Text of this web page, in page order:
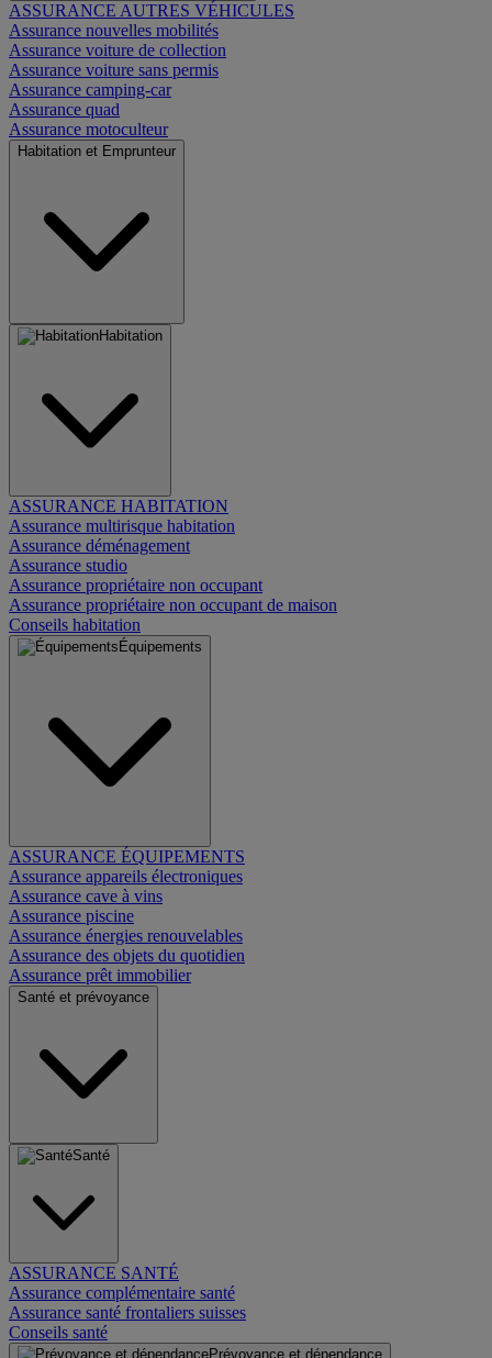
ASSURANCE AUTRES VÉHICULES
Assurance nouvelles mobilités
Assurance voiture de collection
Assurance voiture sans permis
Assurance camping-car
Assurance quad
Assurance motoculteur
Habitation et Emprunteur
Habitation
ASSURANCE HABITATION
Assurance multirisque habitation
Assurance déménagement
Assurance studio
Assurance propriétaire non occupant
Assurance propriétaire non occupant de maison
Conseils habitation
Équipements
ASSURANCE ÉQUIPEMENTS
Assurance appareils électroniques
Assurance cave à vins
Assurance piscine
Assurance énergies renouvelables
Assurance des objets du quotidien
Assurance prêt immobilier
Santé et prévoyance
Santé
ASSURANCE SANTÉ
Assurance complémentaire santé
Assurance santé frontaliers suisses
Conseils santé
Prévoyance et dépendance